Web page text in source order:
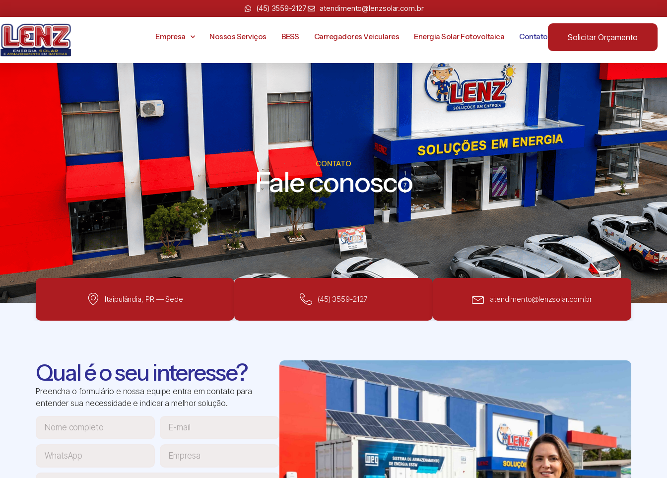
(45) 3559-2127 atendimento@lenzsolar.com.br
Empresa Nossos Serviços BESS Carregadores Veiculares Energia Solar Fotovoltaica Contato Solicitar Orçamento
CONTATO
Fale conosco
Itaipulândia, PR — Sede (45) 3559-2127 atendimento@lenzsolar.com.br
Qual é o seu interesse?
Preencha o formulário e nossa equipe entra em contato para
entender sua necessidade e indicar a melhor solução.